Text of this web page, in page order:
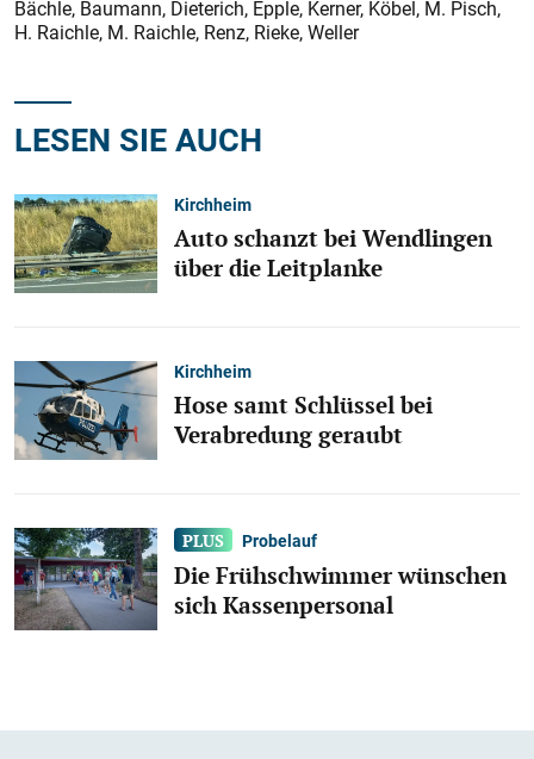
Bächle, Baumann, Dieterich, Epple, Kerner, Köbel, M. Pisch,
H. Raichle, M. Raichle, Renz, Rieke, Weller
LESEN SIE AUCH
Kirchheim
Auto schanzt bei Wendlingen
über die Leitplanke
Kirchheim
Hose samt Schlüssel bei
Verabredung geraubt
Probelauf
Die Frühschwimmer wünschen
sich Kassenpersonal